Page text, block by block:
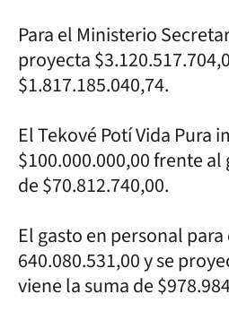
Para el Ministerio
proyecta
$1.817.185.040,74.
El Tekové Potí Vida Pura
$100.000.000,00 frente
de $70.812.740,00.
El gasto en personal
640.080.531,00 y se
viene la suma de